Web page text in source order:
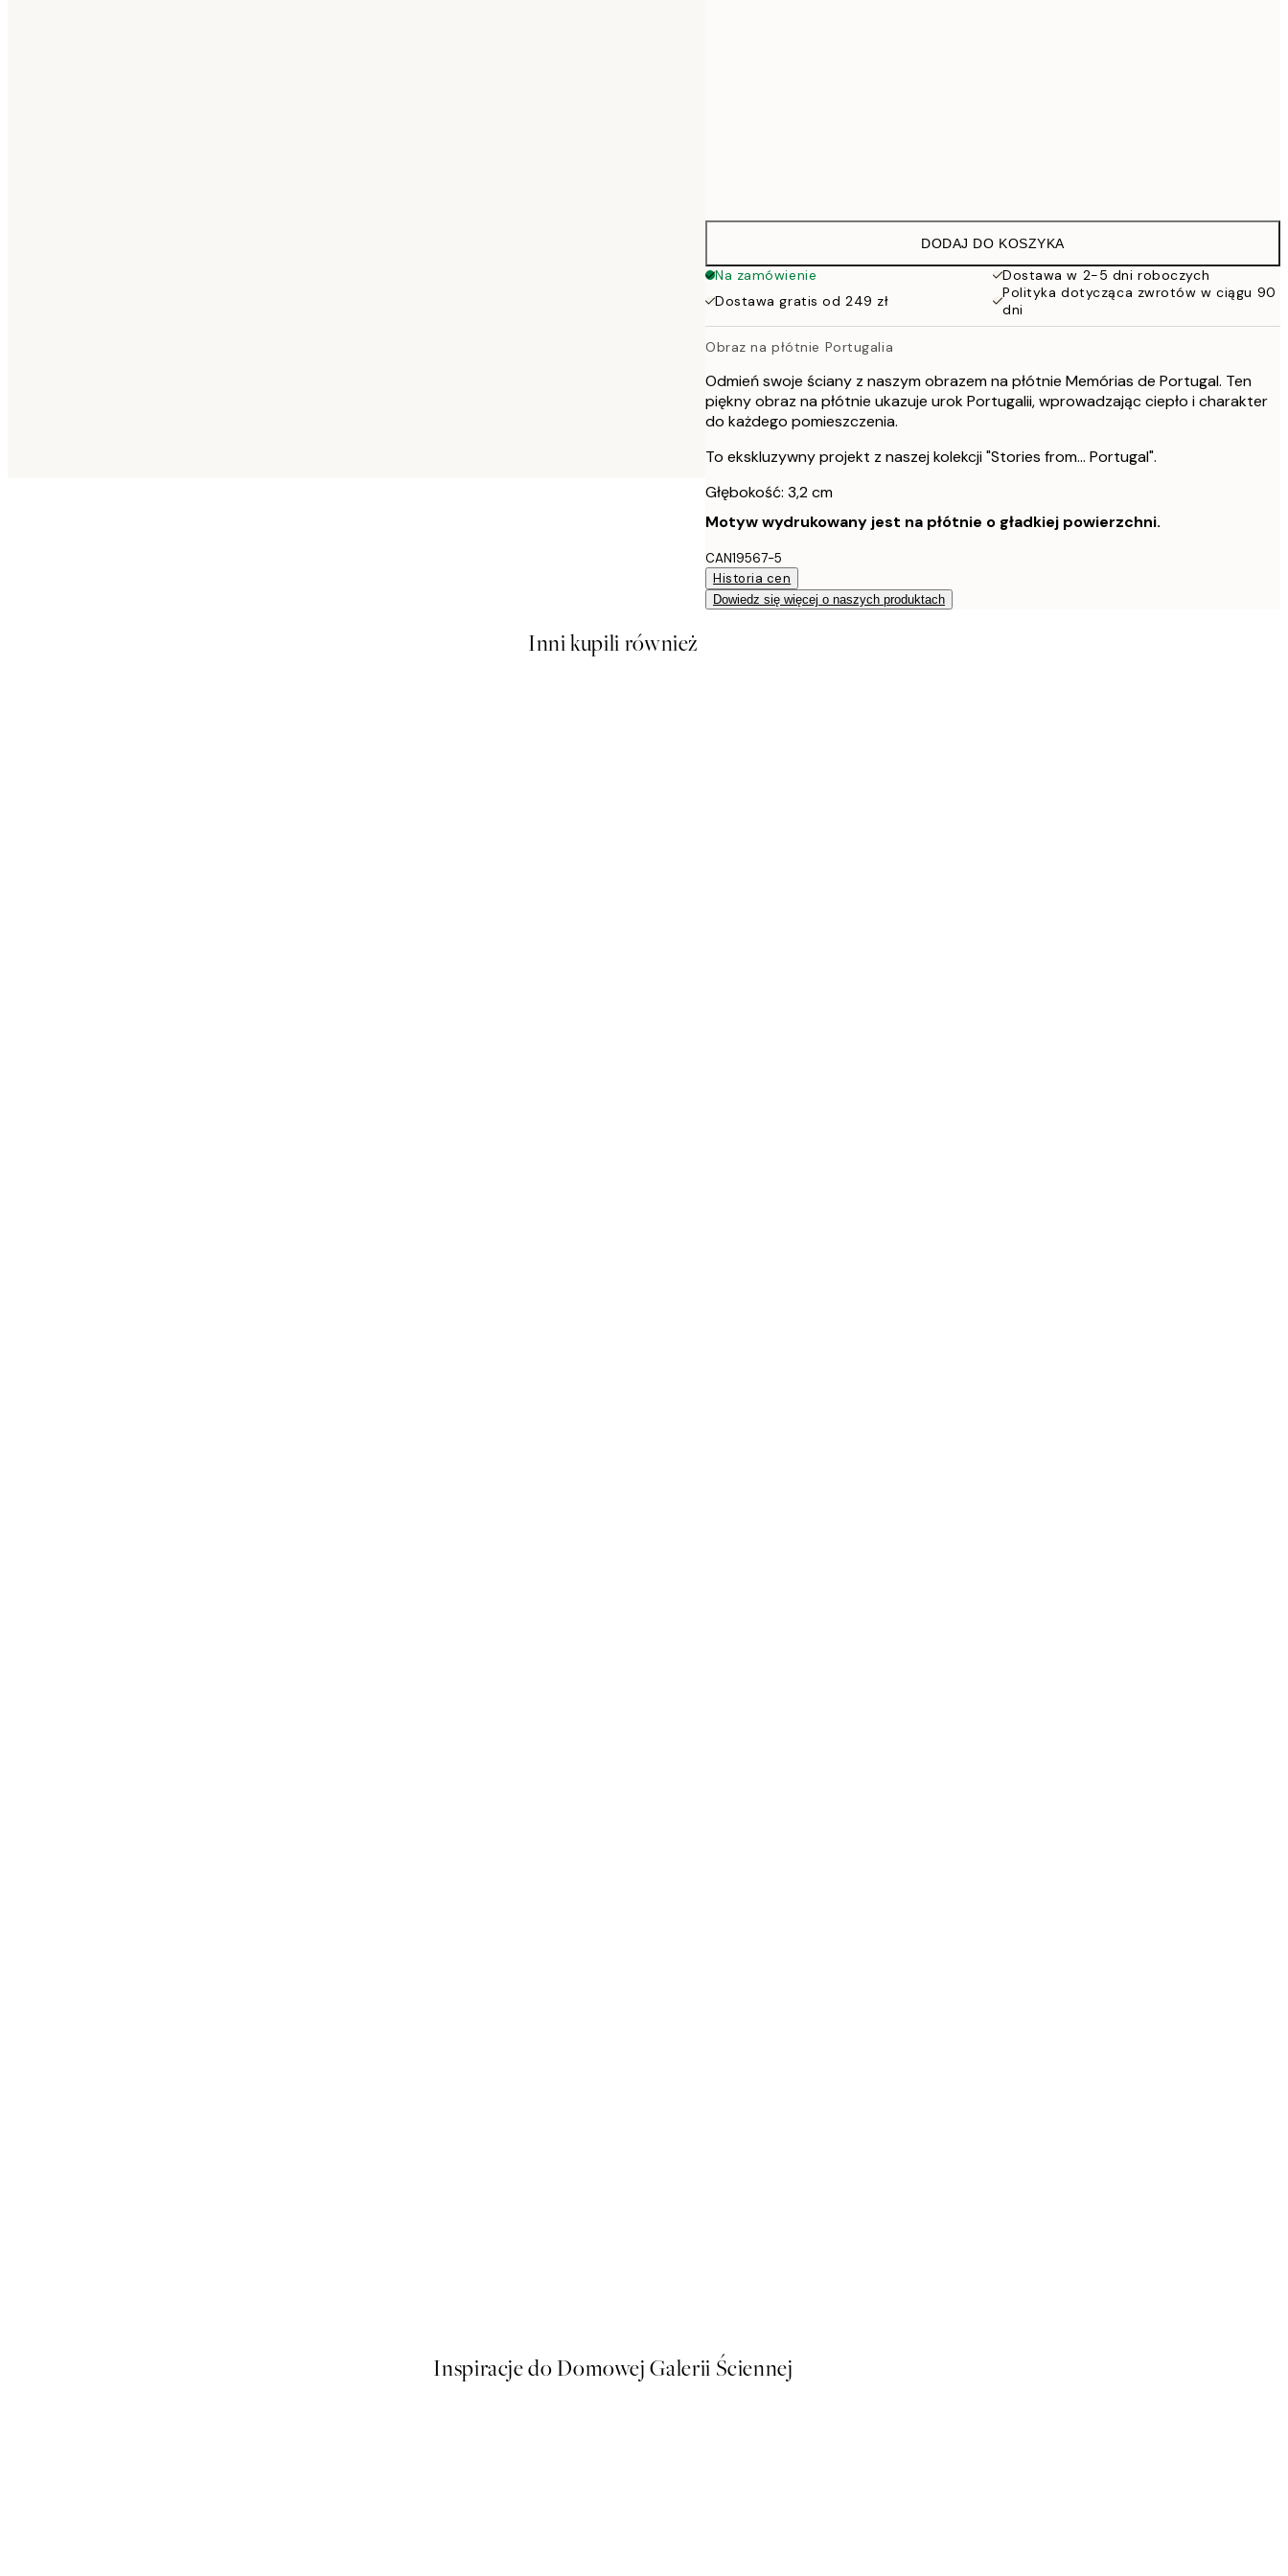
DODAJ DO KOSZYKA
Na zamówienie
Dostawa w 2-5 dni roboczych
Dostawa gratis od 249 zł
Polityka dotycząca zwrotów w ciągu 90
dni
Obraz na płótnie Portugalia
Odmień swoje ściany z naszym obrazem na płótnie Memórias de Portugal. Ten
piękny obraz na płótnie ukazuje urok Portugalii, wprowadzając ciepło i charakter
do każdego pomieszczenia.
To ekskluzywny projekt z naszej kolekcji "Stories from... Portugal".
Głębokość: 3,2 cm
Motyw wydrukowany jest na płótnie o gładkiej powierzchni.
CAN19567-5
Historia cen
Dowiedz się więcej o naszych produktach
Inni kupili również
Inspiracje do Domowej Galerii Ściennej